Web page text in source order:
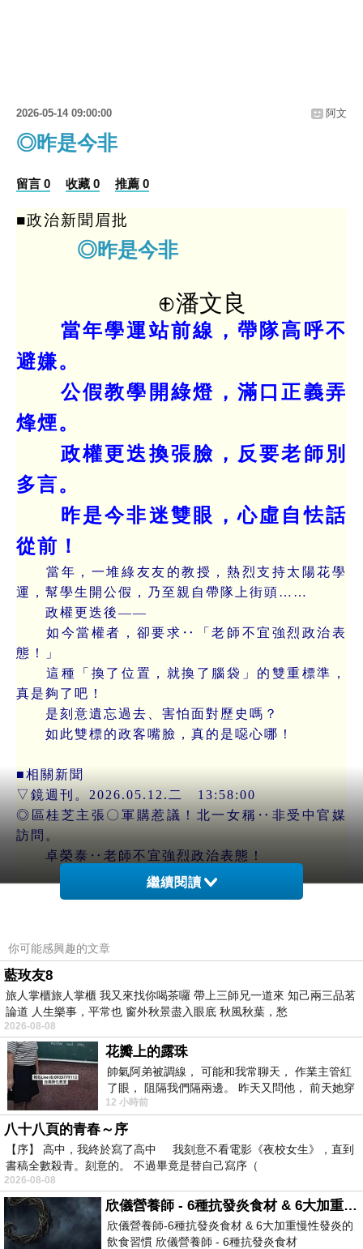
2026-05-14 09:00:00 阿文
◎昨是今非
留言 0 收藏 0 推薦 0
■政治新聞眉批
◎昨是今非
⊕潘文良
當年學運站前線，帶隊高呼不
避嫌。
公假教學開綠燈，滿口正義弄
烽煙。
政權更迭換張臉，反要老師別
多言。
昨是今非迷雙眼，心虛自怯話
從前！
當年，一堆綠友友的教授，熱烈支持太陽花學
運，幫學生開公假，乃至親自帶隊上街頭……
政權更迭後——
如今當權者，卻要求‥「老師不宜強烈政治表
態！」
這種「換了位置，就換了腦袋」的雙重標準，
真是夠了吧！
是刻意遺忘過去、害怕面對歷史嗎？
如此雙標的政客嘴臉，真的是噁心哪！
■相關新聞
▽鏡週刊。2026.05.12.二 13:58:00
◎區桂芝主張〇軍購惹議！北一女稱‥非受中官媒
訪問。
卓榮泰‥老師不宜強烈政治表態！
https://www.mirrormedia.mg/external/mirrordaily
時，
表示自己主張「〇軍購」，還說‥
「若承認台灣人，就是中國人，和平就來了，一毛
錢軍費，都不用花！
抗中保台，保不了台，只有和平，才能保台。」
引發爭議。
對此，行政院長卓榮泰今（12日）表態稱‥
「老師不宜有強烈政治立場表態，因此，會請教育
部，跟校方進行溝通。」
※本文見「我得了一種不刻薄會死的病」之舖文，
有感而作。
▽我得了一種不刻薄會死的病。2026.05.13.三
08:13:00
繼續閱讀
你可能感興趣的文章
藍玫友8
旅人掌櫃旅人掌櫃 我又來找你喝茶囉 帶上三師兄一道來 知己兩三品茗
論道 人生樂事，平常也 窗外秋景盡入眼底 秋風秋葉，愁
2026-08-08
花瓣上的露珠
帥氣阿弟被調線， 可能和我常聊天， 作業主管紅
了眼， 阻隔我們隔兩邊。 昨天又問他， 前天她穿
什麼顏色衣服， 不經
12 小時前
八十八頁的青春～序
【序】 高中，我終於寫了高中 我刻意不看電影《夜校女生》，直到
書稿全數殺青。刻意的。 不過畢竟是替自己寫序（
2026-08-08
欣儀營養師 - 6種抗發炎食材 & 6大加重慢性發炎的飲食習慣
欣儀營養師-6種抗發炎食材 & 6大加重慢性發炎的
飲食習慣 欣儀營養師 - 6種抗發炎食材